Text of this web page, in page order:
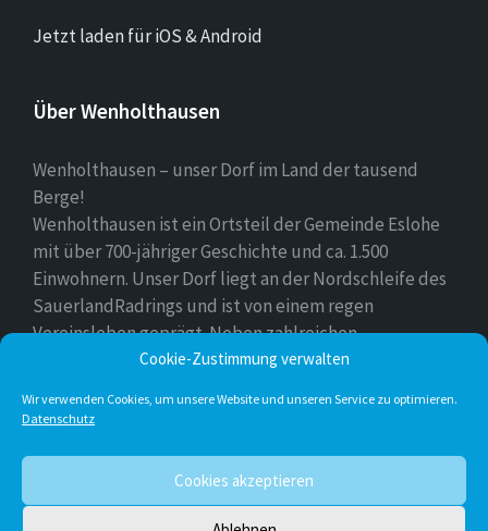
Cookie-Zustimmung verwalten
Wir verwenden Cookies, um unsere Website und unseren Service zu optimieren.
Datenschutz
Cookies akzeptieren
Jetzt laden für iOS & Android
Über Wenholthausen
Wenholthausen – unser Dorf im Land der tausend
Berge!
Wenholthausen ist ein Ortsteil der Gemeinde Eslohe
mit über 700-jähriger Geschichte und ca. 1.500
Einwohnern. Unser Dorf liegt an der Nordschleife des
SauerlandRadrings und ist von einem regen
Vereinsleben geprägt. Neben zahlreichen
Freizeitmöglichkeiten ist unser Ort für sein
Facebook Twitter